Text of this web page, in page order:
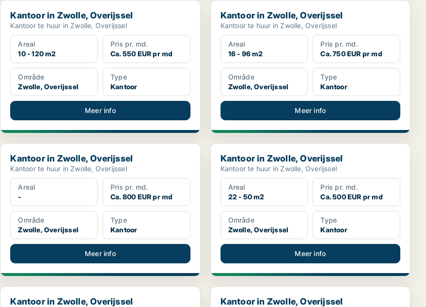
Kantoor in Zwolle, Overijssel
Kantoor in Zwolle, Overijssel
Kantoor te huur in Zwolle, Overijssel
Areal
10 - 120 m2
Pris pr. md.
Ca. 550 EUR pr md
Område
Zwolle, Overijssel
Type
Kantoor
Meer info
Kantoor in Zwolle, Overijssel
Kantoor in Zwolle, Overijssel
Kantoor te huur in Zwolle, Overijssel
Areal
16 - 96 m2
Pris pr. md.
Ca. 750 EUR pr md
Område
Zwolle, Overijssel
Type
Kantoor
Meer info
Kantoor in Zwolle, Overijssel
Kantoor in Zwolle, Overijssel
Kantoor te huur in Zwolle, Overijssel
Areal
-
Pris pr. md.
Ca. 800 EUR pr md
Område
Zwolle, Overijssel
Type
Kantoor
Meer info
Kantoor in Zwolle, Overijssel
Kantoor in Zwolle, Overijssel
Kantoor te huur in Zwolle, Overijssel
Areal
22 - 50 m2
Pris pr. md.
Ca. 500 EUR pr md
Område
Zwolle, Overijssel
Type
Kantoor
Meer info
Kantoor in Zwolle, Overijssel
Kantoor in Zwolle, Overijssel
Kantoor in Zwolle, Overijssel
Kantoor in Zwolle, Overijssel